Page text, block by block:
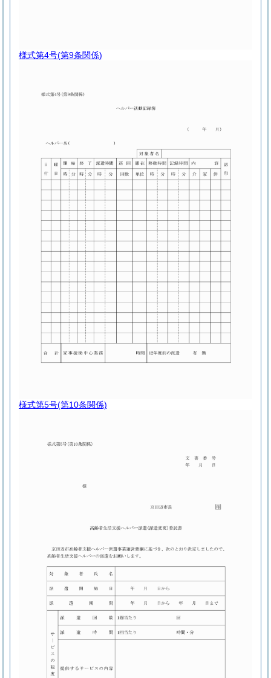
様式第4号(第9条関係)
様式第5号(第10条関係)